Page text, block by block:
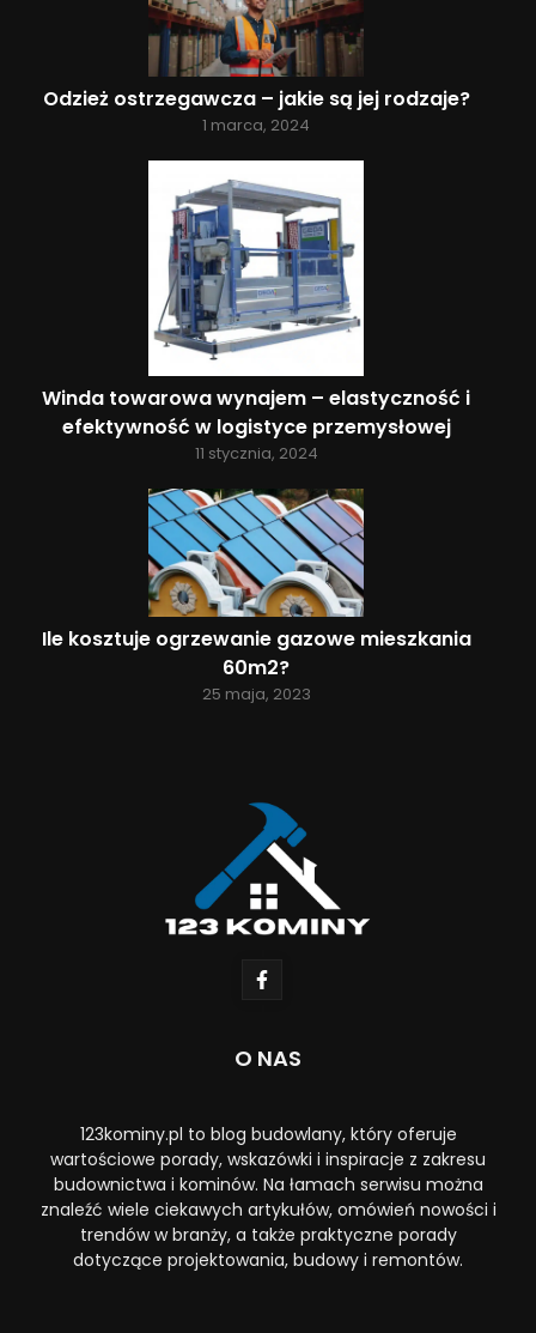
Odzież ostrzegawcza – jakie są jej rodzaje?
1 marca, 2024
Winda towarowa wynajem – elastyczność i
efektywność w logistyce przemysłowej
11 stycznia, 2024
Ile kosztuje ogrzewanie gazowe mieszkania
60m2?
25 maja, 2023
O NAS
123kominy.pl to blog budowlany, który oferuje
wartościowe porady, wskazówki i inspiracje z zakresu
budownictwa i kominów. Na łamach serwisu można
znaleźć wiele ciekawych artykułów, omówień nowości i
trendów w branży, a także praktyczne porady
dotyczące projektowania, budowy i remontów.